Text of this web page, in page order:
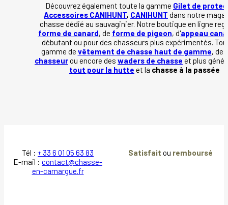
Découvrez également toute la gamme Gilet de
Accessoires CANIHUNT, CANIHUNT dans notre
chasse dédié au sauvaginier. Notre boutique en ligne
forme de canard, de forme de pigeon, d'appeau
débutant ou pour des chasseurs plus expérimentés.
gamme de vêtement de chasse haut de gamme, de
chasseurou encore des waders de chasse et plus
tout pour la hutte et la chasse à la passée
Tél : + 33 6 01 05 63 83
E-mail : contact@chasse-
en-camargue.fr
Satisfait ou remboursé